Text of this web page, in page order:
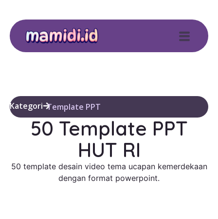
Kategori Template PPT
50 Template PPT
HUT RI
50 template desain video tema ucapan kemerdekaan
dengan format powerpoint.